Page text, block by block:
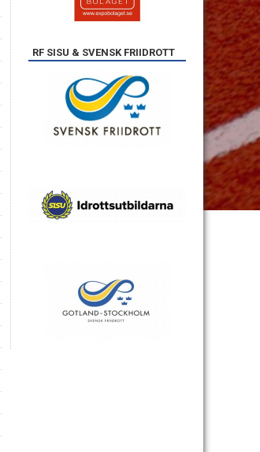
RF SISU & SVENSK FRIIDROTT